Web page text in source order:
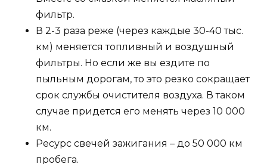
фильтр.
В 2-3 раза реже (через каждые 30-40 тыс.
км) меняется топливный и воздушный
фильтры. Но если же вы ездите по
пыльным дорогам, то это резко сокращает
срок службы очистителя воздуха. В таком
случае придется его менять через 10 000
км.
Ресурс свечей зажигания – до 50 000 км
пробега.